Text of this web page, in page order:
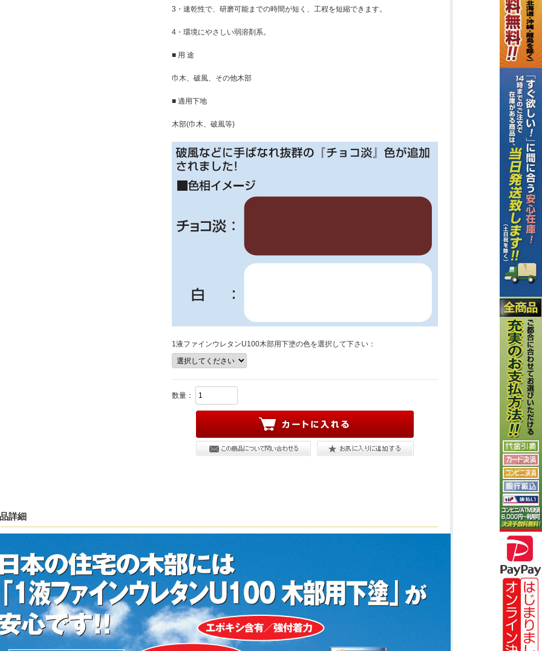
3・速乾性で、研磨可能までの時間が短く、工程を短縮できます。
4・環境にやさしい弱溶剤系。
■ 用 途
巾木、破風、その他木部
■ 適用下地
木部(巾木、破風等)
1液ファインウレタンU100木部用下塗の色を選択して下さい：
数量：
詳細